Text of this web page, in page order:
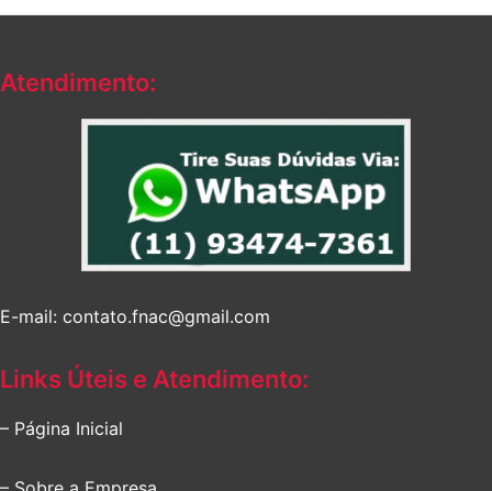
Atendimento:
E-mail: contato.fnac@gmail.com
Links Úteis e Atendimento:
– Página Inicial